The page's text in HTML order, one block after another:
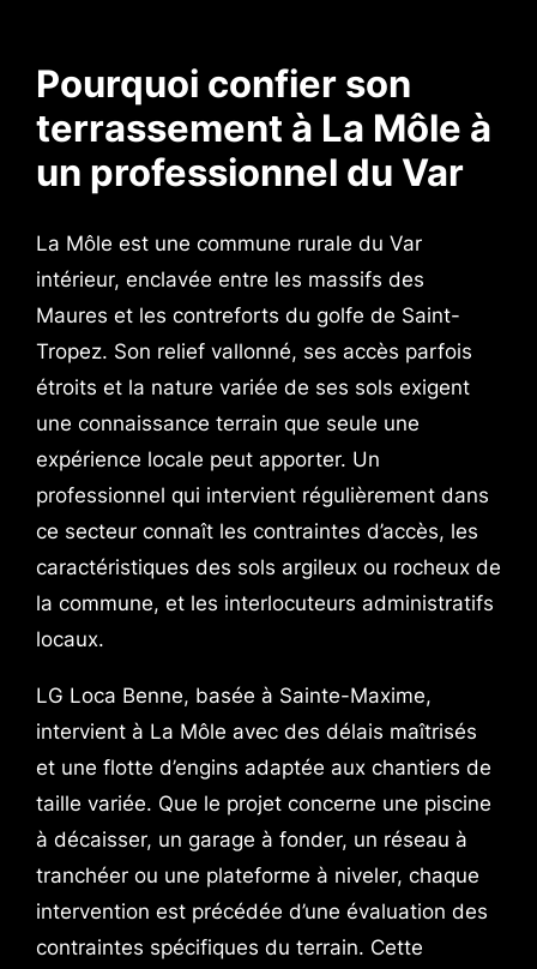
Pourquoi confier son
terrassement à La Môle à
un professionnel du Var
La Môle est une commune rurale du Var
intérieur, enclavée entre les massifs des
Maures et les contreforts du golfe de Saint-
Tropez. Son relief vallonné, ses accès parfois
étroits et la nature variée de ses sols exigent
une connaissance terrain que seule une
expérience locale peut apporter. Un
professionnel qui intervient régulièrement dans
ce secteur connaît les contraintes d’accès, les
caractéristiques des sols argileux ou rocheux de
la commune, et les interlocuteurs administratifs
locaux.
LG Loca Benne, basée à Sainte-Maxime,
intervient à La Môle avec des délais maîtrisés
et une flotte d’engins adaptée aux chantiers de
taille variée. Que le projet concerne une piscine
à décaisser, un garage à fonder, un réseau à
tranchéer ou une plateforme à niveler, chaque
intervention est précédée d’une évaluation des
contraintes spécifiques du terrain. Cette